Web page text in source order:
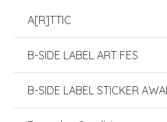
A[R]TTIC
B-SIDE LABEL ART FES
B-SIDE LABEL STICKER